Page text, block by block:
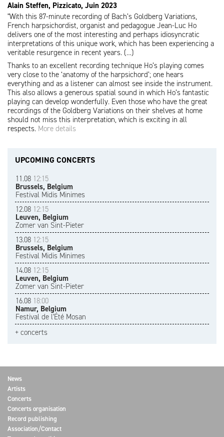
Alain Steffen, Pizzicato, Juin 2023
"With this 87-minute recording of Bach’s Goldberg Variations,
French harpsichordist, organist and pedagogue Jean-Luc Ho
delivers one of the most interesting and perhaps idiosyncratic
interpretations of this unique work, which has been experiencing a
veritable resurgence in recent years. (…)
Thanks to an excellent recording technique Ho’s playing comes
very close to the ‘anatomy of the harpsichord’; one hears
everything and as a listener can almost see inside the instrument.
This also allows a generous spatial sound in which Ho’s fantastic
playing can develop wonderfully. Even those who have the great
recordings of the Goldberg Variations on their shelves at home
should not miss this interpretation, which is exciting in all
respects. More details
UPCOMING CONCERTS
11.08 12:15
Brussels, Belgium
Festival Midis Minimes
12.08 12:15
Leuven, Belgium
Zomer van Sint-Pieter
13.08 12:15
Brussels, Belgium
Festival Midis Minimes
14.08 12:15
Leuven, Belgium
Zomer van Sint-Pieter
16.08 18:00
Namur, Belgium
Festival de l'Été Mosan
+ concerts
News
Artists
Concerts
Concerts organisation
Record publishing
Association/Contact